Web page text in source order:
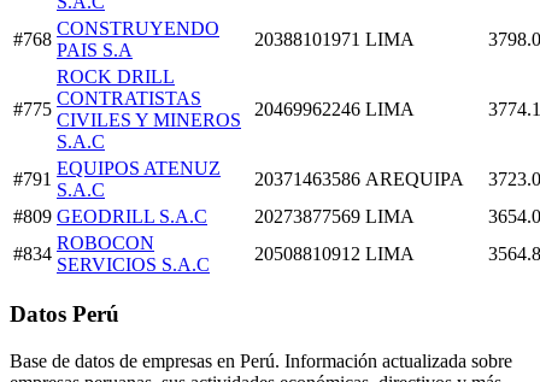
#768
CONSTRUYENDO
PAIS S.A
20388101971 LIMA
#775
ROCK DRILL
CONTRATISTAS
CIVILES Y MINEROS
S.A.C
20469962246 LIMA
#791
EQUIPOS ATENUZ
S.A.C
20371463586 AREQUIPA
#809 GEODRILL S.A.C 20273877569 LIMA
#834
ROBOCON
SERVICIOS S.A.C
20508810912 LIMA
Datos Perú
Base de datos de empresas en Perú. Información actualizada sobre